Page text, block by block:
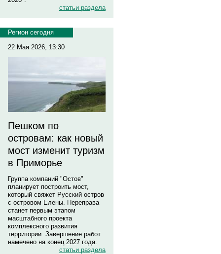
статьи раздела
Регион сегодня
22 Мая 2026, 13:30
Пешком по
островам: как новый
мост изменит туризм
в Приморье
Группа компаний "Остов"
планирует построить мост,
который свяжет Русский остров
с островом Елены. Переправа
станет первым этапом
масштабного проекта
комплексного развития
территории. Завершение работ
намечено на конец 2027 года.
статьи раздела